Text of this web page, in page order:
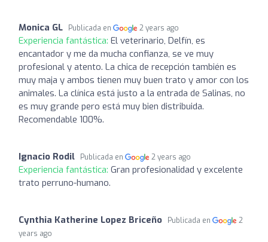
Monica GL Publicada en 2 years ago
Experiencia fantástica: El veterinario, Delfín, es
encantador y me da mucha confianza, se ve muy
profesional y atento. La chica de recepción también es
muy maja y ambos tienen muy buen trato y amor con los
animales. La clínica está justo a la entrada de Salinas, no
es muy grande pero está muy bien distribuida.
Recomendable 100%.
Ignacio Rodil Publicada en 2 years ago
Experiencia fantástica: Gran profesionalidad y excelente
trato perruno-humano.
Cynthia Katherine Lopez Briceño Publicada en
2
years ago